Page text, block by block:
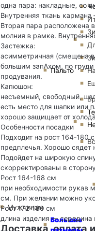
Мужчинам
Пальто
Большие
одна пара: накладные, со
Внутренняя ткань
Вторая пара расположена
молния в рамке.
Застежка:
асимметричная (смещена
большим запАхом, по
продувания.
Капюшон:
несъемный, свободный,
есть место для шапки или
хорошо защищает от
Особенности посадки
Подходит на рост 164-180
предплечья. Хорошо сядет
Подойдет на широкую
скорректированы в
Рост 164-168 см
при необходимости рукав
см. При желании можно
Рост 172-180 см
длина изделия — середина
Доставка, оплата